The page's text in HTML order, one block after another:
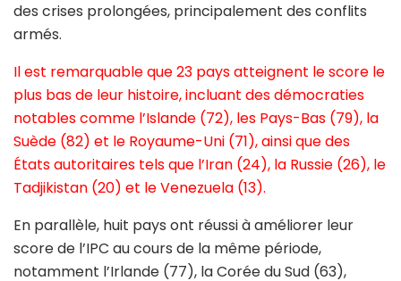
des crises prolongées, principalement des conflits
armés.
Il est remarquable que 23 pays atteignent le score le
plus bas de leur histoire, incluant des démocraties
notables comme l’Islande (72), les Pays-Bas (79), la
Suède (82) et le Royaume-Uni (71), ainsi que des
États autoritaires tels que l’Iran (24), la Russie (26), le
Tadjikistan (20) et le Venezuela (13).
En parallèle, huit pays ont réussi à améliorer leur
score de l’IPC au cours de la même période,
notamment l’Irlande (77), la Corée du Sud (63),